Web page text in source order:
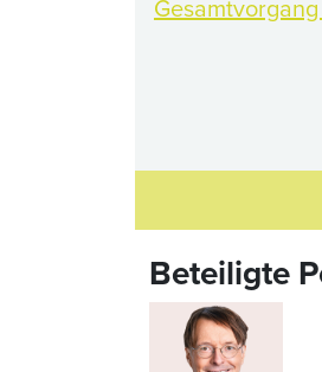
Beteiligte